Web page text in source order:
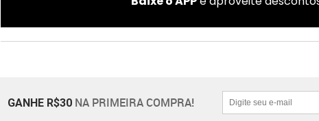
GANHE R$30 NA PRIMEIRA COMPRA!